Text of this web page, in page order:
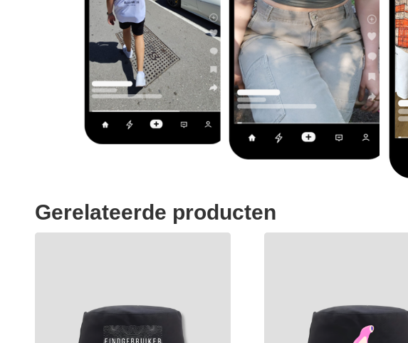
Gerelateerde producten